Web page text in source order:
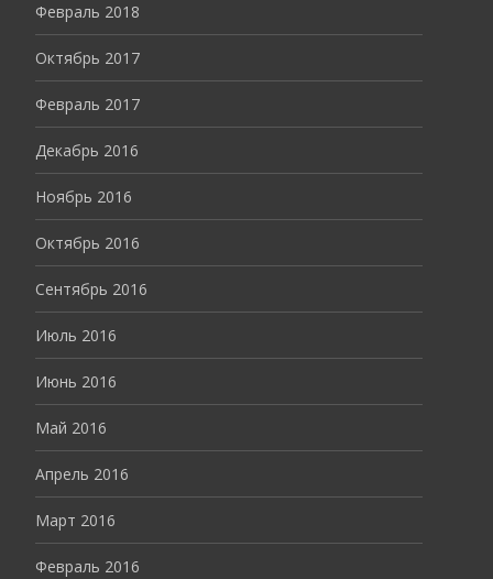
Февраль 2018
Октябрь 2017
Февраль 2017
Декабрь 2016
Ноябрь 2016
Октябрь 2016
Сентябрь 2016
Июль 2016
Июнь 2016
Май 2016
Апрель 2016
Март 2016
Февраль 2016